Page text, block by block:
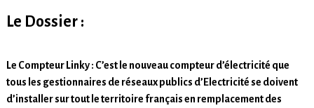
Le Dossier :
Le Compteur Linky : C’est le nouveau compteur d’électricité que
tous les gestionnaires de réseaux publics d’Electricité se doivent
d’installer sur tout le territoire français en remplacement des